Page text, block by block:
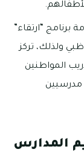
برنامج “ارتقاء”
ولذلك، تركز
المواطنين
مدرسيين
المدارس